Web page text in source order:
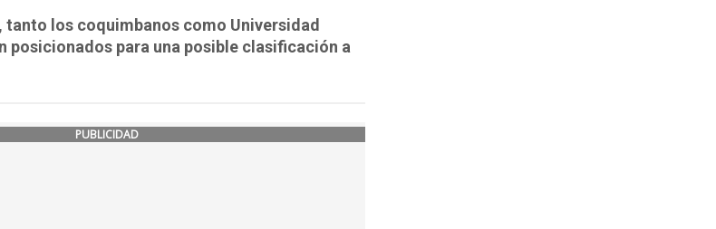
tanto los coquimbanos como Universidad
posicionados para una posible clasificación a
PUBLICIDAD